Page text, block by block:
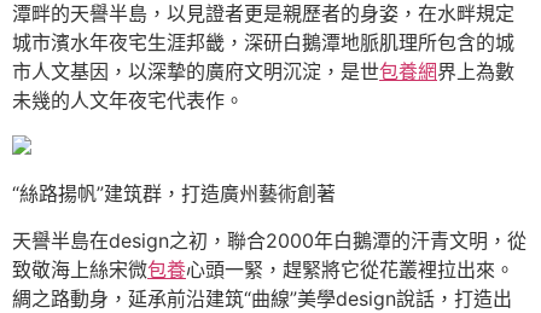
潭畔的天譽半島，以見證者更是親歷者的身姿，在水畔規定
城市濱水年夜宅生涯邦畿，深研白鵝潭地脈肌理所包含的城
市人文基因，以深摯的廣府文明沉淀，是世包養網界上為數
未幾的人文年夜宅代表作。
“絲路揚帆”建筑群，打造廣州藝術創著
天譽半島在design之初，聯合2000年白鵝潭的汗青文明，從
致敬海上絲宋微包養心頭一緊，趕緊將它從花叢裡拉出來。
綢之路動身，延承前沿建筑“曲線”美學design說話，打造出